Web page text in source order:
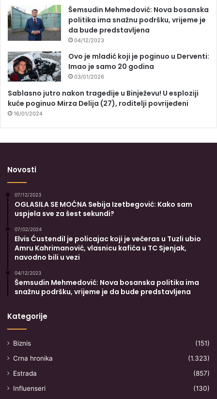
Šemsudin Mehmedović: Nova bosanska
politika ima snažnu podršku, vrijeme je
da bude predstavljena
04/12/2023
Ovo je mladić koji je poginuo u Derventi:
Imao je samo 20 godina
03/01/2026
Sablasno jutro nakon tragedije u Binježevu! U esploziji
kuće poginuo Mirza Delija (27), roditelji povrijeđeni
16/01/2024
Novosti
07/12/2023
OGLASILA SE MOĆNA Sebija Izetbegović: Kako sam
uspjela sve za šest sekundi?
07/02/2024
Elvis Ćustendil je policajac koji je večeras u Tuzli ubio
Amru Kahrimanović, vlasnicu kafića u TC Sjenjak,
navodno bili u vezi
04/12/2023
Šemsudin Mehmedović: Nova bosanska politika ima
snažnu podršku, vrijeme je da bude predstavljena
Kategorije
Biznis
(151)
Crna hronika
(1.323)
Estrada
(857)
Influenseri
(130)